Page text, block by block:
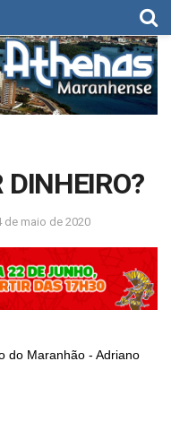
de maio de 2020